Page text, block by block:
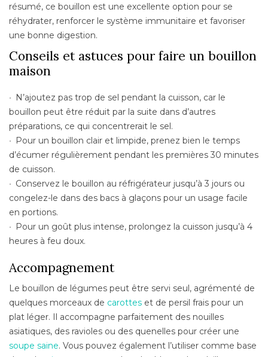
résumé, ce bouillon est une excellente option pour se
réhydrater, renforcer le système immunitaire et favoriser
une bonne digestion.
Conseils et astuces pour faire un bouillon
maison
N’ajoutez pas trop de sel pendant la cuisson, car le
bouillon peut être réduit par la suite dans d’autres
préparations, ce qui concentrerait le sel.
Pour un bouillon clair et limpide, prenez bien le temps
d’écumer régulièrement pendant les premières 30 minutes
de cuisson.
Conservez le bouillon au réfrigérateur jusqu’à 3 jours ou
congelez-le dans des bacs à glaçons pour un usage facile
en portions.
Pour un goût plus intense, prolongez la cuisson jusqu’à 4
heures à feu doux.
Accompagnement
Le bouillon de légumes peut être servi seul, agrémenté de
quelques morceaux de carottes et de persil frais pour un
plat léger. Il accompagne parfaitement des nouilles
asiatiques, des ravioles ou des quenelles pour créer une
soupe saine. Vous pouvez également l’utiliser comme base